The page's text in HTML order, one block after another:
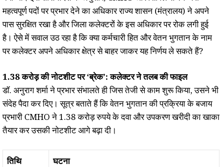
महत्वपूर्ण पदों पर प्रभार देने का अधिकार राज्य शासन (मंत्रालय) ने अपने
पास सुरक्षित रखा है और जिला कलेक्टरों के इस अधिकार पर रोक लगी हुई
है। ऐसे में सवाल उठ रहा है कि क्या कर्मचारी हित और वेतन भुगतान के नाम
पर कलेक्टर अपने अधिकार क्षेत्र से बाहर जाकर यह निर्णय ले सकते हैं?
1.38 करोड़ की नोटशीट पर ‘ब्रेक’: कलेक्टर ने तलब की फाइल
डॉ. अनुराग शर्मा ने प्रभार संभालते ही जिस तेजी से काम शुरू किया, उसने भी
संदेह पैदा कर दिए। सूत्र बताते हैं कि वेतन भुगतान की प्रक्रिया के बजाय
प्रभारी CMHO ने 1.38 करोड़ रुपये के दवा और उपकरण खरीदी का खाका
तैयार कर उसकी नोटशीट आगे बढ़ा दी।
तिथि
घटना